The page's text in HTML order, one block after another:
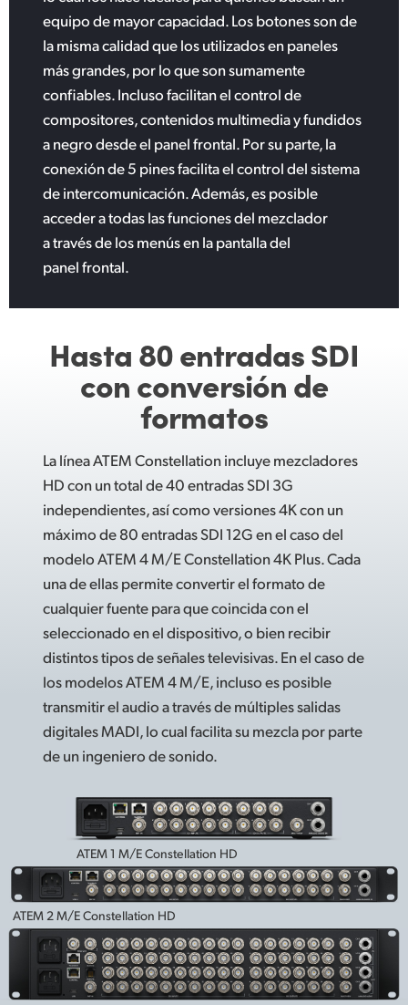
equipo de mayor capacidad. Los botones son de
la misma calidad que los utilizados en paneles
más grandes, por lo que son sumamente
confiables. Incluso facilitan el control de
compositores, contenidos multimedia y fundidos
a negro desde el panel frontal. Por su parte, la
conexión de 5 pines facilita el control del sistema
de intercomunicación. Además, es posible
acceder a todas las funciones del mezclador
a través de los menús en la pantalla del
panel frontal.
Hasta 80 entradas SDI
con conversión de
formatos
La línea ATEM Constellation incluye mezcladores
HD con un total de 40 entradas SDI 3G
independientes, así como versiones 4K con un
máximo de 80 entradas SDI 12G en el caso del
modelo ATEM 4 M/E Constellation 4K Plus. Cada
una de ellas permite convertir el formato de
cualquier fuente para que coincida con el
seleccionado en el dispositivo, o bien recibir
distintos tipos de señales televisivas. En el caso de
los modelos ATEM 4 M/E, incluso es posible
transmitir el audio a través de múltiples salidas
digitales MADI, lo cual facilita su mezcla por parte
de un ingeniero de sonido.
ATEM 1 M/E Constellation HD
ATEM 2 M/E Constellation HD